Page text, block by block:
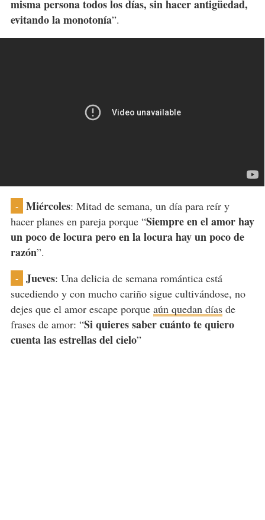
misma persona todos los días, sin hacer antigüedad,
evitando la monotonía”.
- Miércoles: Mitad de semana, un día para reír y
hacer planes en pareja porque “Siempre en el amor hay
un poco de locura pero en la locura hay un poco de
razón”.
- Jueves: Una delicia de semana romántica está
sucediendo y con mucho cariño sigue cultivándose, no
dejes que el amor escape porque aún quedan díasde
frases de amor: “Si quieres saber cuánto te quiero
cuenta las estrellas del cielo”